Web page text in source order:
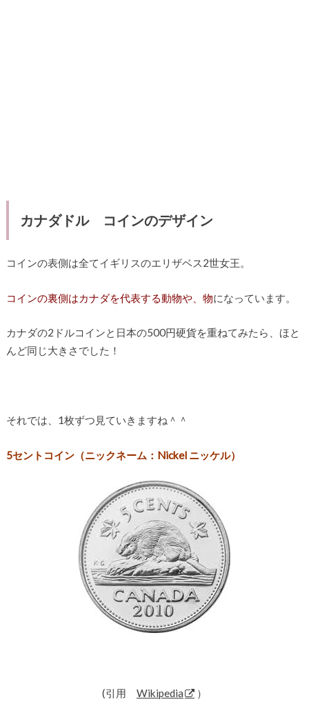
カナダドル コインのデザイン
コインの表側は全てイギリスのエリザベス2世女王。
コインの裏側はカナダを代表する動物や、物になっています。
カナダの2ドルコインと日本の500円硬貨を重ねてみたら、ほと
んど同じ大きさでした！
それでは、1枚ずつ見ていきますね＾＾
5セントコイン（ニックネーム：Nickel ニッケル）
(引用 Wikipedia ）